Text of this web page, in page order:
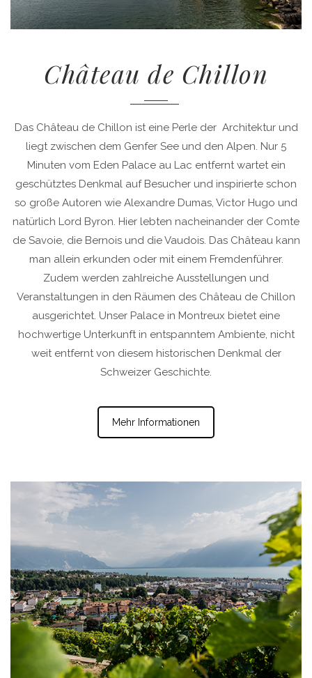
Château de Chillon
Das Château de Chillon ist eine Perle der Architektur und
liegt zwischen dem Genfer See und den Alpen. Nur 5
Minuten vom Eden Palace au Lac entfernt wartet ein
geschütztes Denkmal auf Besucher und inspirierte schon
so große Autoren wie Alexandre Dumas, Victor Hugo und
natürlich Lord Byron. Hier lebten nacheinander der Comte
de Savoie, die Bernois und die Vaudois. Das Château kann
man allein erkunden oder mit einem Fremdenführer.
Zudem werden zahlreiche Ausstellungen und
Veranstaltungen in den Räumen des Château de Chillon
ausgerichtet. Unser Palace in Montreux bietet eine
hochwertige Unterkunft in entspanntem Ambiente, nicht
weit entfernt von diesem historischen Denkmal der
Schweizer Geschichte.
Mehr Informationen